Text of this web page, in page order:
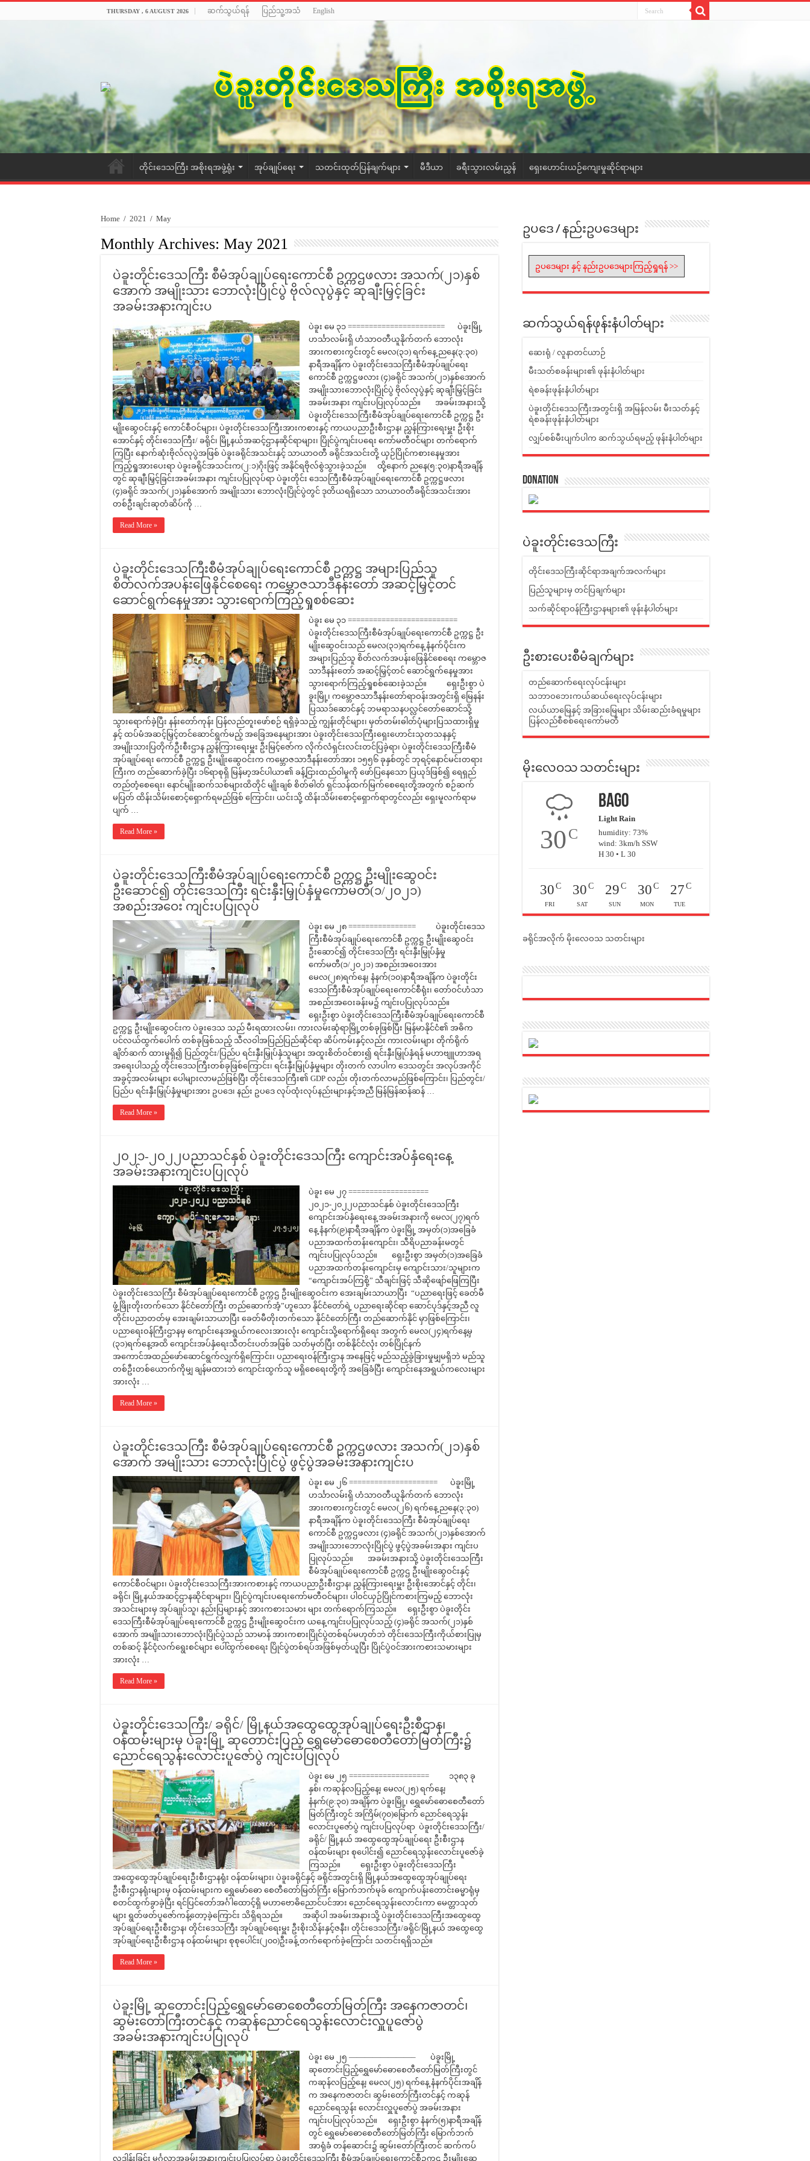
THURSDAY , 6 AUGUST 2026 ဆက်သွယ်ရန် ပြည်သူ့အသံ English
တိုင်းဒေသကြီး အစိုးရအဖွဲ့ရုံး အုပ်ချုပ်ရေး သတင်းထုတ်ပြန်ချက်များ မီဒီယာ ခရီးသွားလမ်းညွှန် ရှေးဟောင်းယဉ်ကျေးမှုဆိုင်ရာများ
Home / 2021 / May
Monthly Archives: May 2021
ပဲခူးတိုင်းဒေသကြီး စီမံအုပ်ချုပ်ရေးကောင်စီ ဥက္ကဌဖလား အသက်(၂၁)နှစ်
အောက် အမျိုးသား ဘောလုံးပြိုင်ပွဲ ဗိုလ်လုပွဲနှင့် ဆုချီးမြှင့်ခြင်း
အခမ်းအနားကျင်းပ
ပဲခူး မေ ၃၁ ======================= ပဲခူးမြို့
ဟင်္သာလမ်းရှိ ဟံသာဝတီယူနိုက်တက် ဘောလုံး
အားကစားကွင်းတွင် မေလ(၃၁) ရက်နေ့ ညနေ(၃:၃၀)
နာရီအချိန်က ပဲခူးတိုင်းဒေသကြီးစီမံအုပ်ချုပ်ရေး
ကောင်စီ ဥက္ကဋ္ဌဖလား (၄)ခရိုင် အသက်(၂၁)နှစ်အောက်
အမျိုးသားဘောလုံးပြိုင်ပွဲ ဗိုလ်လုပွဲနှင့် ဆုချီးမြှင့်ခြင်း
အခမ်းအနား ကျင်းပပြုလုပ်သည်။ အခမ်းအနားသို့
ပဲခူးတိုင်းဒေသကြီးစီမံအုပ်ချုပ်ရေးကောင်စီ ဥက္ကဋ္ဌ ဦး
မျိုးဆွေဝင်းနှင့် ကောင်စီဝင်များ၊ ပဲခူးတိုင်းဒေသကြီးအားကစားနှင့် ကာယပညာဦးစီးဌာန၊ ညွှန်ကြားရေးမှူး ဦးစိုး
အောင်နှင့် တိုင်းဒေသကြီး/ ခရိုင်၊ မြို့နယ်အဆင့်ဌာနဆိုင်ရာများ၊ ပြိုင်ပွဲကျင်းပရေး ကော်မတီဝင်များ တက်ရောက်
ကြပြီး နောက်ဆုံးဗိုလ်လုပွဲအဖြစ် ပဲခူးခရိုင်အသင်းနှင့် သာယာဝတီ ခရိုင်အသင်းတို့ ယှဉ်ပြိုင်ကစားနေမှုအား
ကြည့်ရှုအားပေးရာ ပဲခူးခရိုင်အသင်းက(၂:၁)ဂိုးဖြင့် အနိုင်ရဗိုလ်စွဲသွားခဲ့သည်။ ထို့နောက် ညနေ(၅:၃၀)နာရီအချိန်
တွင် ဆုချီးမြှင့်ခြင်းအခမ်းအနား ကျင်းပပြုလုပ်ရာ ပဲခူးတိုင်း ဒေသကြီးစီမံအုပ်ချုပ်ရေးကောင်စီ ဥက္ကဋ္ဌဖလား
(၄)ခရိုင် အသက်(၂၁)နှစ်အောက် အမျိုးသား ဘောလုံးပြိုင်ပွဲတွင် ဒုတိယရရှိသော သာယာဝတီခရိုင်အသင်းအား
တစ်ဦးချင်းဆုတံဆိပ်ကို …
Read More »
ပဲခူးတိုင်းဒေသကြီးစီမံအုပ်ချုပ်ရေးကောင်စီ ဥက္ကဋ္ဌ အများပြည်သူ
စိတ်လက်အပန်းဖြေနိုင်စေရေး ကမ္ဘောဇသာဒီနန်းတော် အဆင့်မြှင့်တင်
ဆောင်ရွက်နေမှုအား သွားရောက်ကြည့်ရှုစစ်ဆေး
ပဲခူး မေ ၃၁ ==========================
ပဲခူးတိုင်းဒေသကြီးစီမံအုပ်ချုပ်ရေးကောင်စီ ဥက္ကဋ္ဌ ဦး
မျိုးဆွေဝင်းသည် မေလ(၃၁)ရက်နေ့ နံနက်ပိုင်းက
အများပြည်သူ စိတ်လက်အပန်းဖြေနိုင်စေရေး ကမ္ဘောဇ
သာဒီနန်းတော် အဆင့်မြှင့်တင် ဆောင်ရွက်နေမှုအား
သွားရောက်ကြည့်ရှုစစ်ဆေးခဲ့သည်။ ရှေးဦးစွာ ပဲ
ခူးမြို့၊ ကမ္ဘောဇသာဒီနန်းတော်ရာဝန်းအတွင်းရှိ မြေနန်း
ပြဿဒ်ဆောင်နှင့် ဘမရာသနပလ္လင်တော်ဆောင်သို့
သွားရောက်ခဲ့ပြီး နန်းတော်ကုန်း ပြန်လည်တူးဖော်စဉ် ရရှိခဲ့သည့် ကျွန်းတိုင်များ၊ မှတ်တမ်းဓါတ်ပုံများပြသထားရှိမှု
နှင့် ထပ်မံအဆင့်မြှင့်တင်ဆောင်ရွက်မည့် အခြေအနေများအား ပဲခူးတိုင်းဒေသကြီးရှေးဟောင်းသုတသနနှင့်
အမျိုးသားပြတိုက်ဦးစီးဌာန ညွှန်ကြားရေးမှူး ဦးမြင့်ဇော်က လိုက်လံရှင်းလင်းတင်ပြခဲ့ရာ၊ ပဲခူးတိုင်းဒေသကြီးစီမံ
အုပ်ချုပ်ရေး ကောင်စီ ဥက္ကဋ္ဌ ဦးမျိုးဆွေဝင်းက ကမ္ဘောဇသာဒီနန်းတော်အား ၁၅၅၆ ခုနှစ်တွင် ဘုရင့်နောင်မင်းတရား
ကြီးက တည်ဆောက်ခဲ့ပြီး ၁၆ရာစုရှိ မြန်မာ့အင်ပါယာ၏ ခန့်ငြားထည်ဝါမှုကို ဖော်ပြနေသော ပြယုဒ်ဖြစ်၍ ရေရှည်
တည်တံ့စေရေး၊ နောင်မျိုးဆက်သစ်များထိတိုင် မျိုးချစ် စိတ်ဓါတ် ရှင်သန်ထက်မြက်စေရေးတို့အတွက် စဉ်ဆက်
မပြတ် ထိန်းသိမ်းစောင့်ရှောက်ရမည်ဖြစ် ကြောင်း၊ ယင်းသို့ ထိန်းသိမ်းစောင့်ရှောက်ရာတွင်လည်း ရှေးမူလက်ရာမ
ပျက် …
Read More »
ပဲခူးတိုင်းဒေသကြီးစီမံအုပ်ချုပ်ရေးကောင်စီ ဥက္ကဋ္ဌ ဦးမျိုးဆွေဝင်း
ဦးဆောင်၍ တိုင်းဒေသကြီး ရင်းနှီးမြှုပ်နှံမှုကော်မတီ(၁/၂၀၂၁)
အစည်းအဝေး ကျင်းပပြုလုပ်
ပဲခူး မေ ၂၈ ================ ပဲခူးတိုင်းဒေသ
ကြီးစီမံအုပ်ချုပ်ရေးကောင်စီ ဥက္ကဋ္ဌ ဦးမျိုးဆွေဝင်း
ဦးဆောင်၍ တိုင်းဒေသကြီး ရင်းနှီးမြှုပ်နှံမှု
ကော်မတီ(၁/၂၀၂၁) အစည်းအဝေးအား
မေလ(၂၈)ရက်နေ့၊ နံနက်(၁၀)နာရီအချိန်က ပဲခူးတိုင်း
ဒေသကြီးစီမံအုပ်ချုပ်ရေးကောင်စီရုံး၊ တော်ဝင်ဟံသာ
အစည်းအဝေးခန်းမ၌ ကျင်းပပြုလုပ်သည်။
ရှေးဦးစွာ ပဲခူးတိုင်းဒေသကြီးစီမံအုပ်ချုပ်ရေးကောင်စီ
ဥက္ကဋ္ဌ ဦးမျိုးဆွေဝင်းက ပဲခူးဒေသ သည် မီးရထားလမ်း၊ ကားလမ်းဆုံရာမြို့တစ်ခုဖြစ်ပြီး မြန်မာနိုင်ငံ၏ အဓိက
ပင်လယ်ထွက်ပေါက် တစ်ခုဖြစ်သည့် သီလဝါအပြည်ပြည်ဆိုင်ရာ ဆိပ်ကမ်းနှင့်လည်း ကားလမ်းများ တိုက်ရိုက်
ချိတ်ဆက် ထားမှုရှိ၍ ပြည်တွင်း/ပြည်ပ ရင်းနှီးမြှုပ်နှံသူများ အထူးစိတ်ဝင်စား၍ ရင်းနှီးမြှုပ်နှံရန် မဟာဗျူဟာအရ
အရေးပါသည့် တိုင်းဒေသကြီးတစ်ခုဖြစ်ကြောင်း၊ ရင်းနှီးမြှုပ်နှံမှုများ တိုးတက် လာပါက ဒေသတွင်း အလုပ်အကိုင်
အခွင့်အလမ်းများ ပေါများလာမည်ဖြစ်ပြီး တိုင်းဒေသကြီး၏ GDP လည်း တိုးတက်လာမည်ဖြစ်ကြောင်း၊ ပြည်တွင်း/
ပြည်ပ ရင်းနှီးမြှုပ်နှံမှုများအား ဥပဒေ၊ နည်း ဥပဒေ လုပ်ထုံးလုပ်နည်းများနှင့်အညီ မြန်မြန်ဆန်ဆန် …
Read More »
၂၀၂၁-၂၀၂၂ပညာသင်နှစ် ပဲခူးတိုင်းဒေသကြီး ကျောင်းအပ်နှံရေးနေ့
အခမ်းအနားကျင်းပပြုလုပ်
ပဲခူး မေ ၂၇ ===================
၂၀၂၁-၂၀၂၂ပညာသင်နှစ် ပဲခူးတိုင်းဒေသကြီး
ကျောင်းအပ်နှံရေးနေ့ အခမ်းအနားကို မေလ(၂၇)ရက်
နေ့ နံနက်(၉)နာရီအချိန်က ပဲခူးမြို့ အမှတ်(၁)အ‌ခြေခံ
ပညာအထက်တန်းကျောင်း၊ သီရိပညာခန်းမတွင်
ကျင်းပပြုလုပ်သည်။ ရှေးဦးစွာ အမှတ်(၁)အ‌ခြေခံ
ပညာအထက်တန်းကျောင်းမှ ကျောင်းသား/သူများက
“ကျောင်းအပ်ကြစို့” သီချင်းဖြင့် သီဆိုဖျော်ဖြေကြပြီး
ပဲခူးတိုင်းဒေသကြီး စီမံအုပ်ချုပ်ရေးကောင်စီ ဥက္ကဌ ဦးမျိုးဆွေဝင်းက အေးချမ်းသာယာပြီး “ပညာရေးဖြင့် ခေတ်မီ
ဖွံ့ဖြိုးတိုးတက်သော နိုင်ငံတော်ကြီး တည်ဆောက်အံ့”ဟူ‌သော နိုင်ငံတော်ရဲ့ ပညာရေးဆိုင်ရာ ဆောင်ပုဒ်နှင့်အညီ လူ
တိုင်းပညာတတ်မှ အေးချမ်းသာယာပြီး ခေတ်မီတိုးတက်သော နိုင်ငံတော်ကြီး တည်ဆောက်နိုင် မှာဖြစ်ကြောင်း၊
ပညာရေးဝန်ကြီးဌာနမှ ကျောင်းနေအရွယ်ကလေးအားလုံး ကျောင်းသို့ရောက်ရှိရေး အတွက် မေလ(၂၄)ရက်နေ့မှ
(၃၁)ရက်နေ့အထိ ကျောင်းအပ်နှံရေးသီတင်းပတ်အဖြစ် သတ်မှတ်ပြီး တစ်နိုင်ငံလုံး တစ်ပြိုင်နက်
အကောင်အထည်ဖော်ဆောင်ရွက်လျှက်ရှိကြောင်း၊ ပညာရေးဝန်ကြီးဌာန အနေဖြင့် မည်သည့်ခွဲခြားမှုမျှမရှိဘဲ မည်သူ
တစ်ဦးတစ်ယောက်ကိုမျှ ချန်မထားဘဲ ကျောင်းထွက်သူ မရှိစေရေးတို့ကို အ‌ခြေခံပြီး ကျောင်းနေအရွယ်ကလေးများ
အားလုံး …
Read More »
ပဲခူးတိုင်းဒေသကြီး စီမံအုပ်ချုပ်ရေးကောင်စီ ဥက္ကဌဖလား အသက်(၂၁)နှစ်
အောက် အမျိုးသား ဘောလုံးပြိုင်ပွဲ ဖွင့်ပွဲအခမ်းအနားကျင်းပ
ပဲခူး မေ ၂၆ ===================== ပဲခူးမြို့
ဟင်္သာလမ်းရှိ ဟံသာဝတီယူနိုက်တက် ဘောလုံး
အားကစားကွင်းတွင် မေလ(၂၆) ရက်နေ့ ညနေ(၃:၃၀)
နာရီအချိန်က ပဲခူးတိုင်းဒေသကြီး စီမံအုပ်ချုပ်ရေး
ကောင်စီ ဥက္ကဌဖလား (၄)ခရိုင် အသက်(၂၁)နှစ်အောက်
အမျိုးသားဘောလုံးပြိုင်ပွဲ ဖွင့်ပွဲအခမ်းအနား ကျင်းပ
ပြုလုပ်သည်။ အခမ်းအနားသို့ ပဲခူးတိုင်းဒေသကြီး
စီမံအုပ်ချုပ်ရေးကောင်စီ ဥက္ကဌ ဦးမျိုးဆွေဝင်းနှင့်
ကောင်စီဝင်များ၊ ပဲခူးတိုင်းဒေသကြီးအားကစားနှင့် ကာယပညာဦးစီးဌာန၊ ညွှန်ကြားရေးမှူး ဦးစိုးအောင်နှင့် တိုင်း၊
ခရိုင်၊ မြို့နယ်အဆင့်ဌာနဆိုင်ရာများ၊ ပြိုင်ပွဲကျင်းပရေးကော်မတီဝင်များ၊ ပါဝင်ယှဉ်ပြိုင်ကစားကြမည့် ဘောလုံး
အသင်းများမှ အုပ်ချုပ်သူ၊ နည်းပြများနှင့် အားကစားသမား များ တက်ရောက်ကြသည်။ ရှေးဦးစွာ ပဲခူးတိုင်း
ဒေသကြီးစီမံအုပ်ချုပ်ရေးကောင်စီ ဥက္ကဌ ဦးမျိုးဆွေဝင်းက ယနေ့ ကျင်းပပြုလုပ်သည့် (၄)ခရိုင် အသက်(၂၁)နှစ်
အောက် အမျိုးသားဘောလုံးပြိုင်ပွဲသည် သာမာန် အားကစားပြိုင်ပွဲတစ်ရပ်မဟုတ်ဘဲ တိုင်းဒေသကြီးကိုယ်စားပြုမှ
တစ်ဆင့် နိုင်ငံ့လက်ရွေးစင်များ ပေါ်ထွက်စေရေး ပြိုင်ပွဲတစ်ရပ်အဖြစ်မှတ်ယူပြီး ပြိုင်ပွဲဝင်အားကစားသမားများ
အားလုံး …
Read More »
ပဲခူးတိုင်းဒေသကြီး/ ခရိုင်/ မြို့နယ်အထွေထွေအုပ်ချုပ်ရေးဦးစီဌာန၊
ဝန်ထမ်းများမှ ပဲခူးမြို့ ဆုတောင်းပြည့် ရွှေမော်ဓောစေတီတော်မြတ်ကြီး၌
ညောင်ရေသွန်းလောင်းပူဇော်ပွဲ ကျင်းပပြုလုပ်
ပဲခူး မေ ၂၅ =================== ၁၃၈၃ ခု
နှစ်၊ ကဆုန်လပြည့်နေ့၊ မေလ(၂၅) ရက်နေ့၊
နံနက်(၉:၃၀) အချိန်က ပဲခူးမြို့၊ ရွှေမော်ဓောစေတီတော်
မြတ်ကြီးတွင် အကြိမ်(၇၀)မြောက် ညောင်ရေသွန်း
လောင်းပူဇော်ပွဲ ကျင်းပပြလုပ်ရာ ပဲခူးတိုင်းဒေသကြီး/
ခရိုင်/ မြို့နယ် အထွေထွေအုပ်ချုပ်ရေး ဦးစီးဌာန
ဝန်ထမ်းများ စုပေါင်း၍ ညောင်ရေသွန်းလောင်းပူဇော်ခဲ့
ကြသည်။ ရှေးဦးစွာ ပဲခူးတိုင်းဒေသကြီး
အထွေထွေအုပ်ချုပ်ရေးဦးစီးဌာနရုံး ဝန်ထမ်းများ၊ ပဲခူးခရိုင်နှင့် ခရိုင်အတွင်းရှိ မြို့နယ်အထွေထွေအုပ်ချုပ်ရေး
ဦးစီးဌာနရုံးများမှ ဝန်ထမ်းများက ရွှေမော်ဓော စေတီတော်မြတ်ကြီး မြောက်ဘက်မုခ် ကျောက်ပန်းတောင်းဓမ္မာရုံမှ
စတင်ထွက်ခွာခဲ့ပြီး ရင်ပြင်တော်အင်္ဂါထောင့်ရှိ မဟာဗောဓိညောင်ပင်အား ညောင်ရေသွန်းလောင်းကာ မေတ္တာသုတ်
များ ရွတ်ဖတ်ပူဇော်ကန့်တော့ခဲ့ကြောင်း သိရှိရသည်။ အဆိုပါ အခမ်းအနားသို့ ပဲခူးတိုင်းဒေသကြီးအထွေထွေ
အုပ်ချုပ်ရေးဦးစီးဌာန၊ တိုင်းဒေသကြီး အုပ်ချုပ်ရေးမှူး ဦးစိုးသိန်းနှင့်ဇနီး၊ တိုင်းဒေသကြီး/ခရိုင်/မြို့နယ် အထွေထွေ
အုပ်ချုပ်ရေးဦးစီးဌာန ဝန်ထမ်းများ စုစုပေါင်း(၂၀၀)ဦးခန့် တက်ရောက်ခဲ့ကြောင်း သတင်းရရှိသည်။
Read More »
ပဲခူးမြို့ ဆုတောင်းပြည့်ရွှေမော်ဓောစေတီတော်မြတ်ကြီး အနေကဇာတင်၊
ဆွမ်းတော်ကြီးတင်နှင့် ကဆုန်ညောင်ရေသွန်းလောင်းလှူပူဇော်ပွဲ
အခမ်းအနားကျင်းပပြုလုပ်
ပဲခူး မေ ၂၅ ————————– ပဲခူးမြို့
ဆုတောင်းပြည့်ရွှေမော်ဓောစေတီတော်မြတ်ကြီးတွင်
ကဆုန်လပြည့်နေ့၊ မေလ(၂၅) ရက်နေ့ နံနက်ပိုင်းအချိန်
က အနေကဇာတင်၊ ဆွမ်းတော်ကြီးတင်နှင့် ကဆုန်
ညောင်ရေသွန်း လောင်းလှူပူဇော်ပွဲ အခမ်းအနား
ကျင်းပပြုလုပ်သည်။ ရှေးဦးစွာ နံနက်(၅)နာရီအချိန်
တွင် ရွှေမော်ဓောစေတီတော်မြတ်ကြီး မြောက်ဘက်
အာရုံခံ တန်ဆောင်း၌ ဆွမ်းတော်ကြီးတင် ဆက်ကပ်
လှူဒါန်းခြင်း မင်္ဂလာအခမ်းအနားကျင်းပပြုလုပ်ရာ ပဲခူးတိုင်းဒေသကြီး စီမံအုပ်ချုပ်ရေးကောင်စီဥက္ကဌ ဦးမျိုးဆွေ
ဥပဒေ / နည်းဥပဒေများ
ဥပဒေများ နှင့် နည်းဥပဒေများကြည့်ရှုရန် >>
ဆက်သွယ်ရန်ဖုန်းနံပါတ်များ
ဆေးရုံ / လူနာတင်ယာဉ်
မီးသတ်စခန်းများ၏ ဖုန်းနံပါတ်များ
ရဲစခန်းဖုန်းနံပါတ်များ
ပဲခူးတိုင်းဒေသကြီးအတွင်းရှိ အမြန်လမ်း မီးသတ်နှင့်
ရဲစခန်းဖုန်းနံပါတ်များ
လျှပ်စစ်မီးပျက်ပါက ဆက်သွယ်ရမည့် ဖုန်းနံပါတ်များ
Donation
ပဲခူးတိုင်းဒေသကြီး
တိုင်းဒေသကြီးဆိုင်ရာအချက်အလက်များ
ပြည်သူများမှ တင်ပြချက်များ
သက်ဆိုင်ရာဝန်ကြီးဌာနများ၏ ဖုန်းနံပါတ်များ
ဦးစားပေးစီမံချက်များ
တည်ဆောက်ရေးလုပ်ငန်းများ
သဘာဝဘေးကယ်ဆယ်ရေးလုပ်ငန်းများ
လယ်ယာမြေနှင့် အခြားမြေများ သိမ်းဆည်းခံရမှုများ
ပြန်လည်စီစစ်ရေးကော်မတီ
မိုးလေဝသ သတင်းများ
30C
Bago
Light Rain
humidity: 73%
wind: 3km/h SSW
H 30 • L 30
30 C
FRI
30 C
SAT
29 C
SUN
30 C
MON
27 C
TUE
ခရိုင်အလိုက် မိုးလေဝသ သတင်းများ